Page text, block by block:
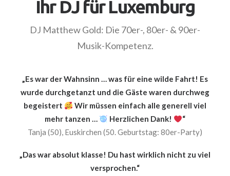
Ihr DJ für Luxemburg
DJ Matthew Gold: Die 70er-, 80er- & 90er-
Musik-Kompetenz.
„Es war der Wahnsinn … was für eine wilde Fahrt! Es
wurde durchgetanzt und die Gäste waren durchweg
begeistert
Wir müssen einfach alle generell viel
mehr tanzen …
Herzlichen Dank!
“
Tanja (50), Euskirchen (50. Geburtstag: 80er-Party)
„Das war absolut klasse! Du hast wirklich nicht zu viel
versprochen.“